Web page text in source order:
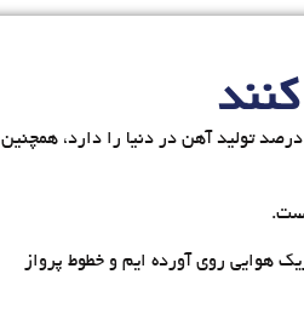
تولید آهن در دنیا را دارد، همچنین
معدنی کشور عنوان کرد: برای اینکه شناختی از زیر زمین داشته باشیم از سال ۸۱ به ژئوفیزیک هوایی روی آورده ایم و خطوط پرواز